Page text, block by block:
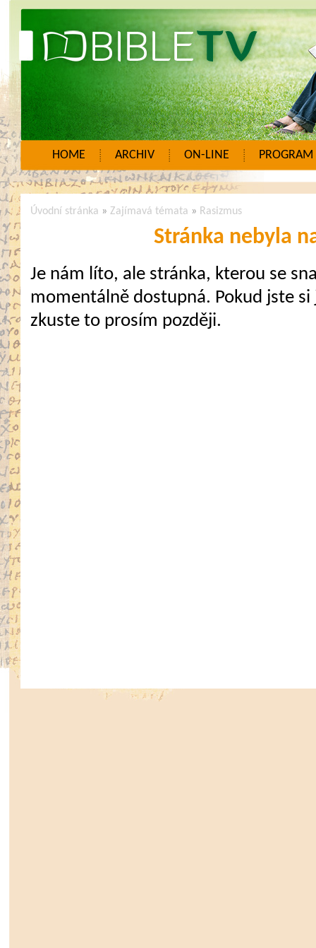
HOME ARCHIV ON-LINE PROGRAM
Úvodní stránka »Zajímavá témata » Rasizmus
Stránka nebyla
Je nám líto, ale stránka, kterou se
momentálně dostupná. Pokud jste
zkuste to prosím později.